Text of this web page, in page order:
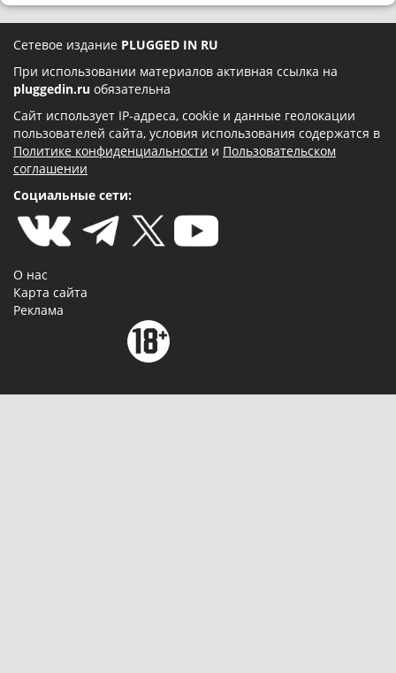
Сетевое издание PLUGGED IN RU
При использовании материалов активная ссылка на
pluggedin.ru обязательна
Сайт использует IP-адреса, cookie и данные геолокации
пользователей сайта, условия использования содержатся в
Политике конфиденциальности и Пользовательском
соглашении
Социальные сети:
О нас
Карта сайта
Реклама